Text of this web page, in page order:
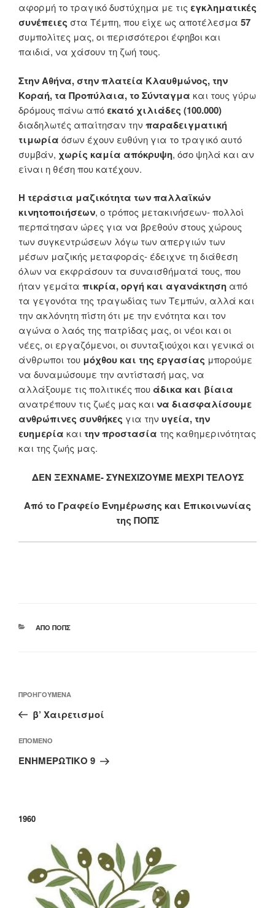
αφορμή το τραγικό δυστύχημα με τις εγκληματικές
συνέπειες στα Τέμπη, που είχε ως αποτέλεσμα 57
συμπολίτες μας, οι περισσότεροι έφηβοι και
παιδιά, να χάσουν τη ζωή τους.
Στην Αθήνα, στην πλατεία Κλαυθμώνος, την
Κοραή, τα Προπύλαια, το Σύνταγμα και τους γύρω
δρόμους πάνω από εκατό χιλιάδες (100.000)
διαδηλωτές απαίτησαν την παραδειγματική
τιμωρία όσων έχουν ευθύνη για το τραγικό αυτό
συμβάν, χωρίς καμία απόκρυψη, όσο ψηλά και αν
είναι η θέση που κατέχουν.
Η τεράστια μαζικότητα των παλλαϊκών
κινητοποιήσεων, ο τρόπος μετακινήσεων- πολλοί
περπάτησαν ώρες για να βρεθούν στους χώρους
των συγκεντρώσεων λόγω των απεργιών των
μέσων μαζικής μεταφοράς- έδειχνε τη διάθεση
όλων να εκφράσουν τα συναισθήματά τους, που
ήταν γεμάτα πικρία, οργή και αγανάκτηση από
τα γεγονότα της τραγωδίας των Τεμπών, αλλά και
την ακλόνητη πίστη ότι με την ενότητα και τον
αγώνα ο λαός της πατρίδας μας, οι νέοι και οι
νέες, οι εργαζόμενοι, οι συνταξιούχοι και γενικά οι
άνθρωποι του μόχθου και της εργασίας μπορούμε
να δυναμώσουμε την αντίστασή μας, να
αλλάξουμε τις πολιτικές που άδικα και βίαια
ανατρέπουν τις ζωές μας καινα διασφαλίσουμε
ανθρώπινες συνθήκες για την υγεία, την
ευημερία και την προστασία της καθημερινότητας
και της ζωής μας.
ΔΕΝ ΞΕΧΝΑΜΕ- ΣΥΝΕΧΙΖΟΥΜΕ ΜΕΧΡΙ ΤΕΛΟΥΣ
Από το Γραφείο Ενημέρωσης και Επικοινωνίας
της ΠΟΠΣ
ΚΑΤΗΓΟΡΊΕΣ
ΑΠΌ ΠΟΠΣ
άρθρων
Προηγούμενο
άρθρο
ΠΡΟΗΓΟΎΜΕΝΑ
β’ Χαιρετισμοί
Επόμενο
άρθρο
ΕΠΌΜΕΝΟ
ΕΝΗΜΕΡΩΤΙΚΟ 9
1960